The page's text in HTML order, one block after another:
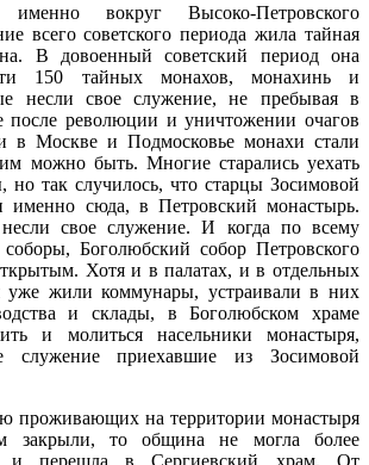
вокруг Высоко-Петровского
всего советского периода жила тайная
В довоенный советский период она
150 тайных монахов, монахинь и
несли свое служение, не пребывая в
после революции и уничтожении очагов
в Москве и Подмосковье монахи стали
можно быть. Многие старались уехать
но так случилось, что старцы Зосимовой
именно сюда, в Петровский монастырь.
свое служение. И когда по всему
Боголюбский собор Петровского
Хотя и в палатах, и в отдельных
уже жили коммунары, устраивали в них
и склады, в Боголюбском храме
и молиться насельники монастыря,
служение приехавшие из Зосимовой
проживающих на территории монастыря
закрыли, то община не могла более
и перешла в Сергиевский храм. От